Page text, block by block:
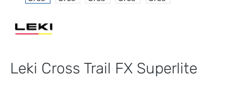
Leki Cross Trail FX Superlite